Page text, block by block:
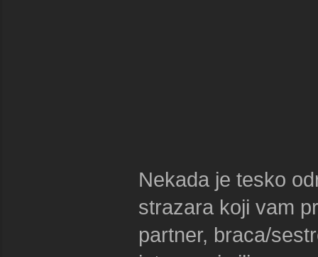
Nekada je tesko
strazara koji vam
partner, braca/